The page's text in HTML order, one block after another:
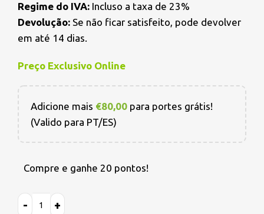
Regime do IVA: Incluso a taxa de 23%
Devolução: Se não ficar satisfeito, pode devolver
em até 14 dias.
Preço Exclusivo Online
Adicione mais €80,00 para portes grátis!
(Valido para PT/ES)
Compre e ganhe 20 pontos!